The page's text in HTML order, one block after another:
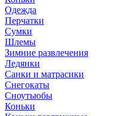
Одежда
Перчатки
Сумки
Шлемы
Зимние развлечения
Ледянки
Санки и матрасики
Снегокаты
Сноутьюбы
Коньки